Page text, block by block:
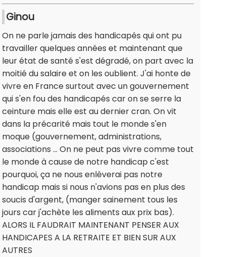
Ginou
On ne parle jamais des handicapés qui ont pu
travailler quelques années et maintenant que
leur état de santé s'est dégradé, on part avec la
moitié du salaire et on les oublient. J'ai honte de
vivre en France surtout avec un gouvernement
qui s'en fou des handicapés car on se serre la
ceinture mais elle est au dernier cran. On vit
dans la précarité mais tout le monde s'en
moque (gouvernement, administrations,
associations ... On ne peut pas vivre comme tout
le monde à cause de notre handicap c'est
pourquoi, ça ne nous enlèverai pas notre
handicap mais si nous n'avions pas en plus des
soucis d'argent, (manger sainement tous les
jours car j'achète les aliments aux prix bas).
ALORS IL FAUDRAIT MAINTENANT PENSER AUX
HANDICAPES A LA RETRAITE ET BIEN SUR AUX
AUTRES